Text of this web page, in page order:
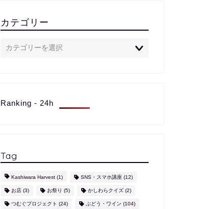
カテゴリー
Ranking - 24h
Tag
Kashiwara Harvest(1) SNS・スマホ講座 (12)
お店 (3) お祭り (5) かしわらクイズ(2)
つむぐプロジェクト (24) ぶどう・ワイン (104)